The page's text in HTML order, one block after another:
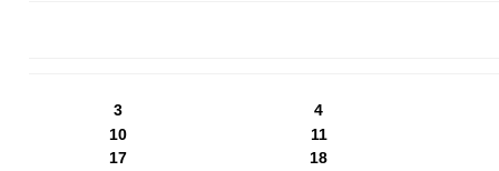
3
4
10
11
17
18